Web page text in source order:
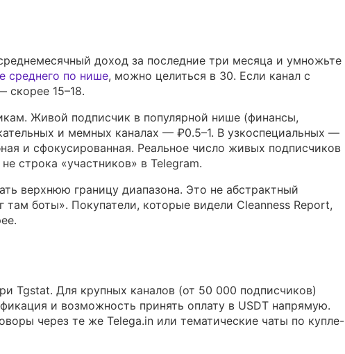
доход за последние три месяца и умножьте
среднего по нише, можно целиться в 30. Если канал с
скорее 15–18.
Живой подписчик в популярной нише (финансы,
и мемных каналах — ₽0.5–1. В узкоспециальных —
и сфокусированная. Реальное число живых подписчиков
строка «участников» в Telegram.
верхнюю границу диапазона. Это не абстрактный
боты». Покупатели, которые видели Cleanness Report,
Tgstat. Для крупных каналов (от 50 000 подписчиков)
и возможность принять оплату в USDT напрямую.
через те же Telega.in или тематические чаты по купле-